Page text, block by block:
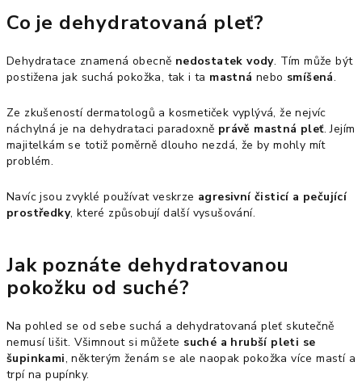
Co je dehydratovaná pleť?
Dehydratace znamená obecně nedostatek vody. Tím může být
postižena jak suchá pokožka, tak i ta mastnánebo smíšená.
Ze zkušeností dermatologů a kosmetiček vyplývá, že nejvíc
náchylná je na dehydrataci paradoxně právě mastná pleť. Jejím
majitelkám se totiž poměrně dlouho nezdá, že by mohly mít
problém.
Navíc jsou zvyklé používat veskrze agresivní čisticí a pečující
prostředky, které způsobují další vysušování.
Jak poznáte dehydratovanou
pokožku od suché?
Na pohled se od sebe suchá a dehydratovaná pleť skutečně
nemusí lišit. Všimnout si můžete suché a hrubší pleti se
šupinkami, některým ženám se ale naopak pokožka více mastí a
trpí na pupínky.